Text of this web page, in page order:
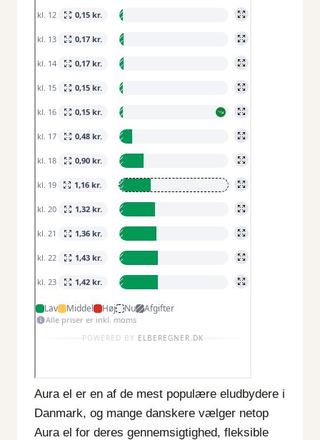
Aura el er en af de mest populære eludbydere i
Danmark, og mange danskere vælger netop
Aura el for deres gennemsigtighed, fleksible